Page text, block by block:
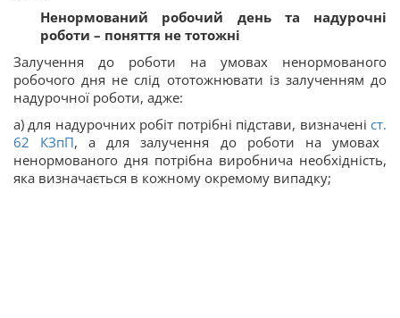
Ненормований робочий день та надурочні
роботи – поняття не тотожні
Залучення до роботи на умовах ненормованого
робочого дня не слід ототожнювати із залученням до
надурочної роботи, адже:
а) для надурочних робіт потрібні підстави, визначені ст.
62 КЗпП, а для залучення до роботи на умовах
ненормованого дня потрібна виробнича необхідність,
яка визначається в кожному окремому випадку;